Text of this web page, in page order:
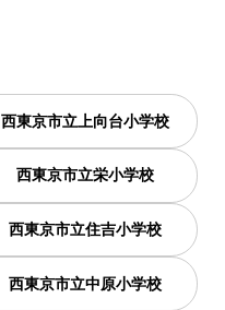
西東京市立上向台小学校
西東京市立栄小学校
西東京市立住吉小学校
西東京市立中原小学校